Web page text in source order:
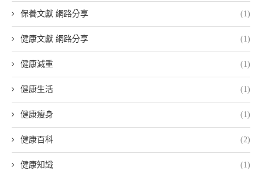
保養文獻 網路分享 (1)
健康文獻 網路分享 (1)
健康減重 (1)
健康生活 (1)
健康瘦身 (1)
健康百科 (2)
健康知識 (1)